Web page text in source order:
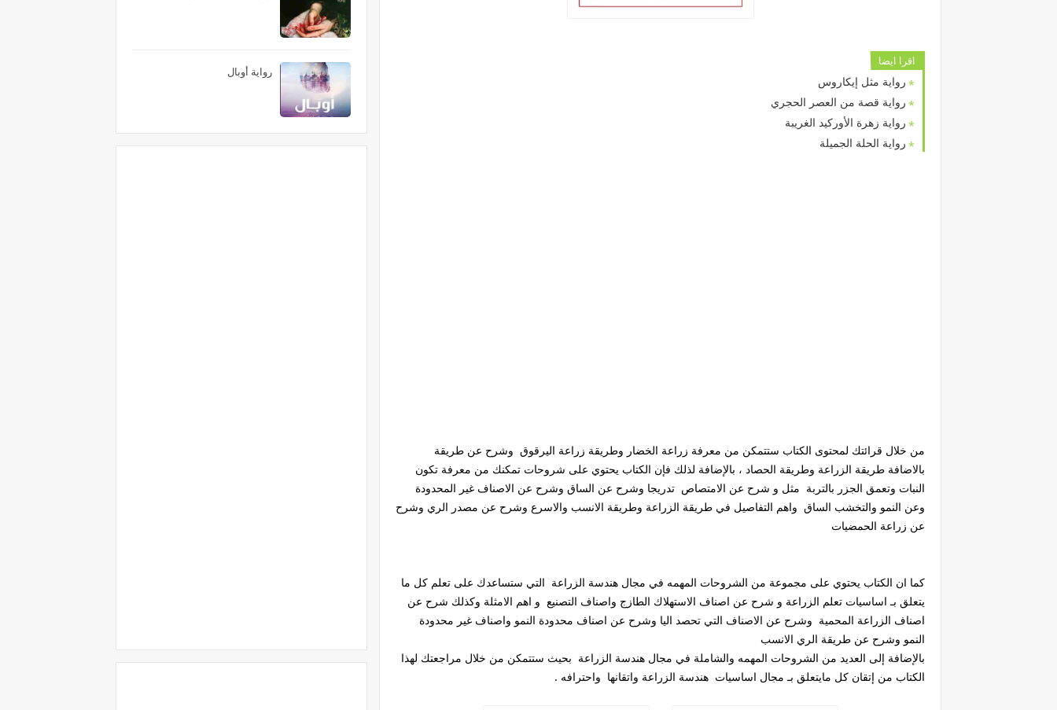
اقرا ايضا
رواية مثل إيكاروس
رواية قصة من العصر الحجري
رواية زهرة الأوركيد الغريبة
رواية الحلة الجميلة
من خلال قرائتك لمحتوى الكتاب ستتمكن من معرفة زراعة الخضار وطريقة زراعة اليرقوق وشرح عن طريقة
بالاضافة طريقة الزراعة وطريقة الحصاد ، بالإضافة لذلك فإن الكتاب يحتوي على شروحات تمكنك من معرفة تكون
النبات وتعمق الجزر بالتربة مثل و شرح عن الامتصاص تدريجا وشرح عن الساق وشرح عن الاصناف غير المحدودة
وعن النمو والتخشب الساق واهم التفاصيل في طريقة الزراعة وطريقة الانسب والاسرع وشرح عن مصدر الري وشرح
عن زراعة الحمضيات
كما ان الكتاب يحتوي على مجموعة من الشروحات المهمه في مجال هندسة الزراعة التي ستساعدك على تعلم كل ما
يتعلق بـ اساسيات تعلم الزراعة و شرح عن اصناف الاستهلاك الطازج واصناف التصنيع و اهم الامثلة وكذلك شرح عن
اصناف الزراعة المحمية وشرح عن الاصناف التي تحصد اليا وشرح عن اصناف محدودة النمو واصناف غير محدودة
النمو وشرح عن طريقة الري الانسب
بالإضافة إلى العديد من الشروحات المهمه والشاملة في مجال هندسة الزراعة بحيث ستتمكن من خلال مراجعتك لهذا
الكتاب من إتقان كل مايتعلق بـ مجال اساسيات هندسة الزراعة واتقانها واحترافه .
رواية أوبال